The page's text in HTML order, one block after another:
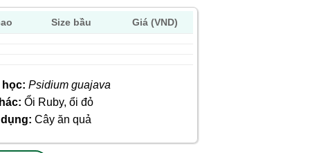
Size bầu Giá (VND)
học: Psidium guajava
Ổi Ruby, ổi đỏ
dụng:Cây ăn quả